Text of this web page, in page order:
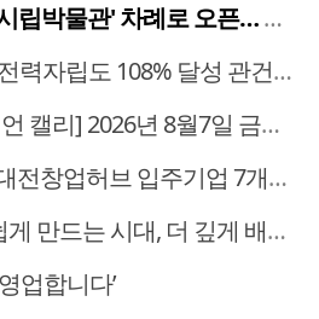
차례로 오픈… 고운동 정주여건 좋아진다
도 108% 달성 관건은 '주민 수용성'
캘리] 2026년 8월7일 금요일
창업허브 입주기업 7개사 모집
드는 시대, 더 깊게 배우는 교육
업합니다’